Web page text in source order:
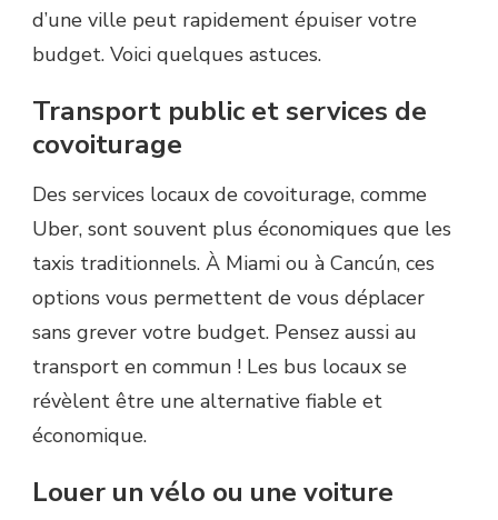
d’une ville peut rapidement épuiser votre
budget. Voici quelques astuces.
Transport public et services de
covoiturage
Des services locaux de covoiturage, comme
Uber, sont souvent plus économiques que les
taxis traditionnels. À Miami ou à Cancún, ces
options vous permettent de vous déplacer
sans grever votre budget. Pensez aussi au
transport en commun ! Les bus locaux se
révèlent être une alternative fiable et
économique.
Louer un vélo ou une voiture